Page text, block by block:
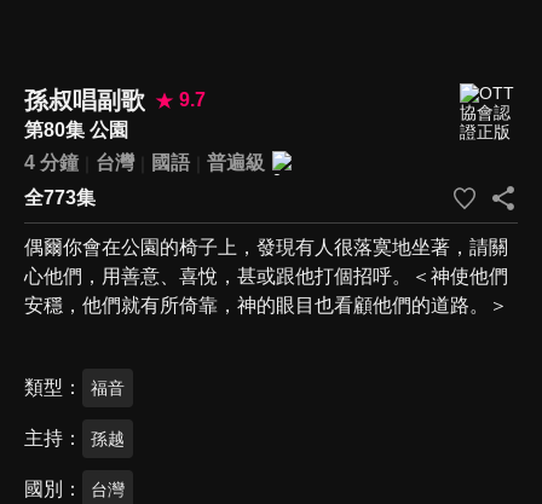
孫叔唱副歌
9.7
第80集 公園
4 分鐘
台灣 國語
普遍級
全773集
偶爾你會在公園的椅子上，發現有人很落寞地坐著，請關
心他們，用善意、喜悅，甚或跟他打個招呼。＜神使他們
安穩，他們就有所倚靠，神的眼目也看顧他們的道路。＞
類型 福音
主持 孫越
國別 台灣